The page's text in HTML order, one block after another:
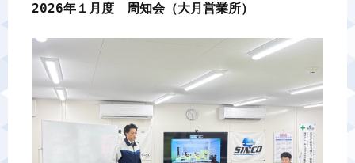
採用情報
警備業標識
反社会的勢力排除宣言
2026年１月度　周知会（大月営業所）